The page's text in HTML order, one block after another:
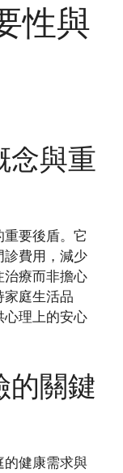
性與
念與重
要後盾。它
診費用，減少
治療而非擔心
家庭生活品
心理上的安心
的關鍵
的健康需求與